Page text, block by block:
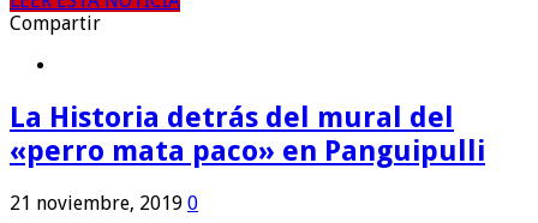
Compartir
La Historia detrás del mural del
«perro mata paco» en Panguipulli
21 noviembre, 2019 0